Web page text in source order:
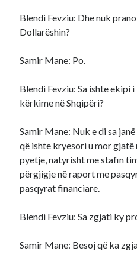
Blendi Fevziu: Dhe nuk
Dollarëshin?
Samir Mane: Po.
Blendi Fevziu: Sa ishte ekipi
kërkime në Shqipëri?
Samir Mane: Nuk e di sa
që ishte kryesori u mor gjatë
pyetje, natyrisht me stafin
përgjigje në raport me
pasqyrat financiare.
Blendi Fevziu: Sa zgjati ky
Samir Mane: Besoj që ka